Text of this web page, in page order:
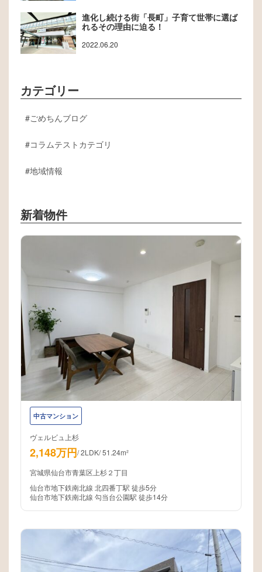
進化し続ける街「長町」子育て世帯に選ば
れるその理由に迫る！
2022.06.20
カテゴリー
ごめちんブログ
コラムテストカテゴリ
地域情報
新着物件
中古マンション
ヴェルビュ上杉
2,148万円/2LDK/51.24m²
宮城県仙台市青葉区上杉２丁目
仙台市地下鉄南北線 北四番丁駅 徒歩5分
仙台市地下鉄南北線 勾当台公園駅 徒歩14分